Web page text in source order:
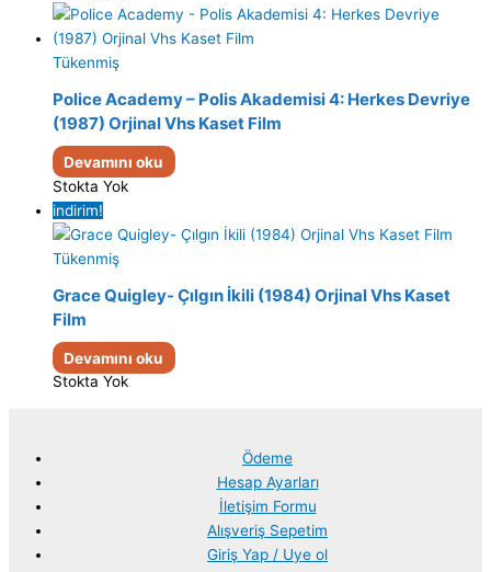
Tükenmiş
Police Academy – Polis Akademisi 4: Herkes Devriye
(1987) Orjinal Vhs Kaset Film
Devamını oku
Stokta Yok
indirim!
Tükenmiş
Grace Quigley- Çılgın İkili (1984) Orjinal Vhs Kaset
Film
Devamını oku
Stokta Yok
Ödeme
Hesap Ayarları
İletişim Formu
Alışveriş Sepetim
Giriş Yap / Uye ol